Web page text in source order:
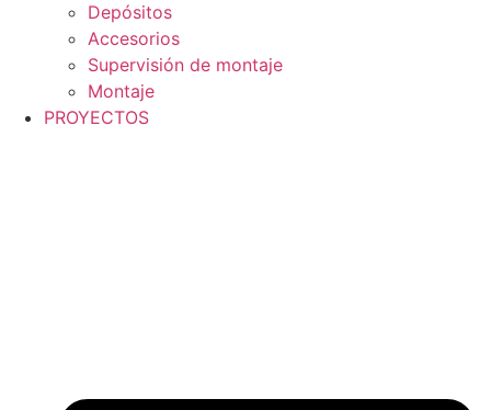
Depósitos
Accesorios
Supervisión de montaje
Montaje
PROYECTOS